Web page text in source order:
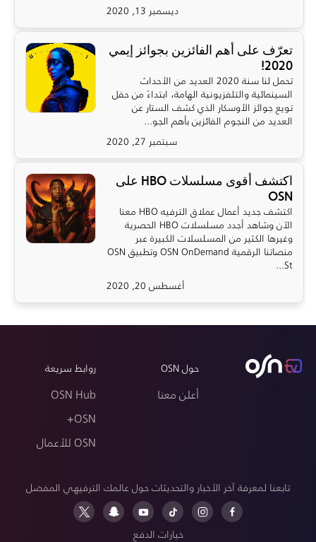
ديسمبر 13, 2020
تعرّف على أهم الفائزين بجوائز إيمي
2020!
تحمل لنا سنة 2020 العديد من الأحداث
السينمائية والتلفزيونية الهامة، ابتداءً من حفل
تويع جوائز الأوسكار الذي كشف الستار عن
العديد من النجوم الفائزين بأهم الجو...
سبتمبر 27, 2020
اكتشف أقوى مسلسلات HBO على
OSN
اكتشف جديد أعمال عملاق الترفيه HBO معنا
الآن وشاهد أجدد مسلسلات HBO الحصرية
وغيرها الكثير من المسلسلات الكبيرة عبر
منصاتنا الرقمية OSN OnDemand وتطبيق OSN
St...
أغسطس 20, 2020
حول OSN
أعلن معنا
روابط سريعة
OSN Hub
OSN+
OSN للأعمال
تابعنا لمعرفة آخر الأخبار والتحديثات حول عالمك الترفيهي المفضل
خيارات الدفع